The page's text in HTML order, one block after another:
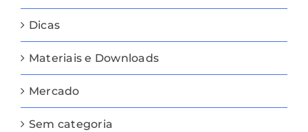
Dicas
Materiais e Downloads
Mercado
Sem categoria